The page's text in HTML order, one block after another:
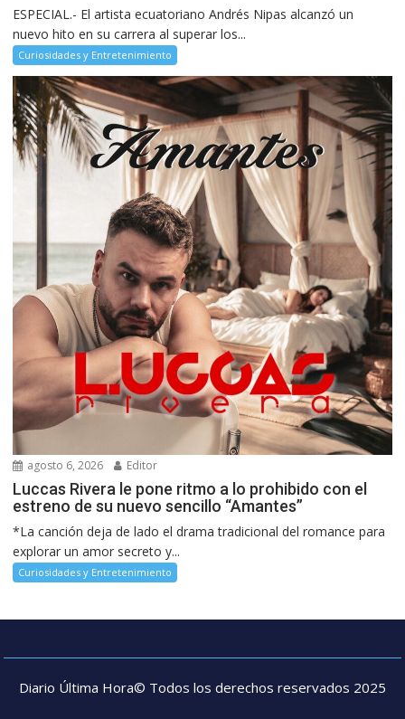
ESPECIAL.- El artista ecuatoriano Andrés Nipas alcanzó un
nuevo hito en su carrera al superar los...
Curiosidades y Entretenimiento
agosto 6, 2026 Editor
Luccas Rivera le pone ritmo a lo prohibido con el
estreno de su nuevo sencillo “Amantes”
*La canción deja de lado el drama tradicional del romance para
explorar un amor secreto y...
Curiosidades y Entretenimiento
Diario Última Hora© Todos los derechos reservados 2025